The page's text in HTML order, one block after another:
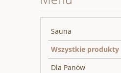
Sauna
Wszystkie produkty
Dla Panów